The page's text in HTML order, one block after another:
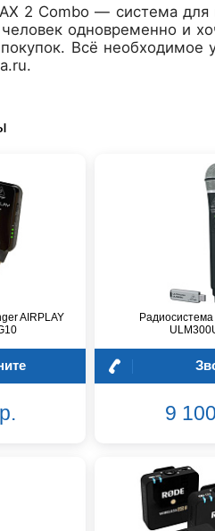
2 Combo — система
одновременно и
Всё
.
AIRPLAY
9